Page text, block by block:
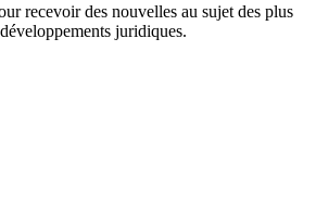
recevoir des nouvelles au sujet des plus
juridiques.